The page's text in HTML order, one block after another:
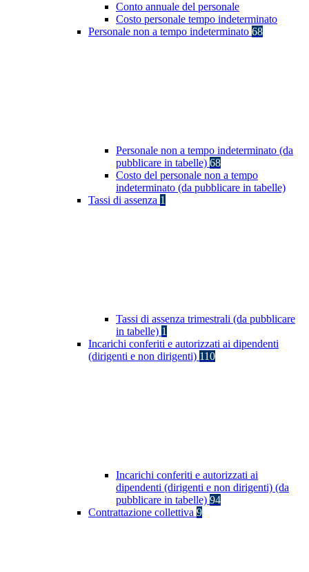
Conto annuale del personale
Costo personale tempo indeterminato
Personale non a tempo indeterminato 68
Personale non a tempo indeterminato (da
pubblicare in tabelle) 68
Costo del personale non a tempo
indeterminato (da pubblicare in tabelle)
Tassi di assenza 1
Tassi di assenza trimestrali (da pubblicare
in tabelle) 1
Incarichi conferiti e autorizzati ai dipendenti
(dirigenti e non dirigenti) 110
Incarichi conferiti e autorizzati ai
dipendenti (dirigenti e non dirigenti) (da
pubblicare in tabelle) 94
Contrattazione collettiva 9